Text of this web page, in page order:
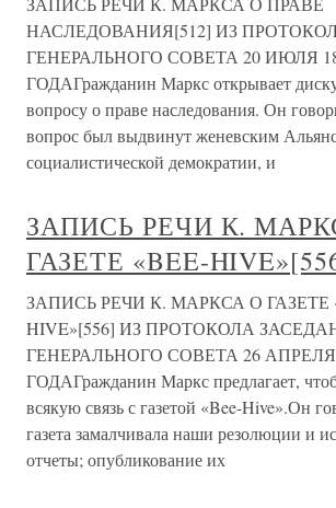
НАСЛЕДОВАНИЯ[512] ИЗ
ГЕНЕРАЛЬНОГО СОВЕТА 20 ИЮЛЯ
ГОДАГражданин Маркс открывает
вопросу о праве наследования. Он
вопрос был выдвинут женевским
социалистической демократии, и
ЗАПИСЬ РЕЧИ К.
ГАЗЕТЕ «BEE-
ЗАПИСЬ РЕЧИ К. МАРКСА О ГАЗЕТЕ
HIVE»[556] ИЗ ПРОТОКОЛА
ГЕНЕРАЛЬНОГО СОВЕТА 26 АПРЕЛЯ
ГОДАГражданин Маркс предлагает,
всякую связь с газетой «Bee-Hive».Он
газета замалчивала наши резолюции и
отчеты; опубликование их